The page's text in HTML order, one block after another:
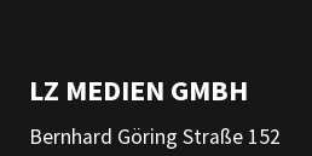
LZ MEDIEN GMBH
Bernhard Göring Straße 152